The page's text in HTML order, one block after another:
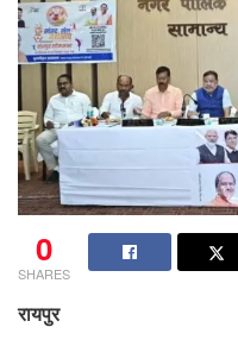
0
SHARES
रायपुर